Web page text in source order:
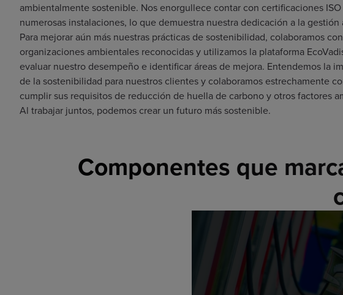
ambientalmente sostenible. Nos enorgullece contar con certificaciones ISO
numerosas instalaciones, lo que demuestra nuestra dedicación a la gestión
Para mejorar aún más nuestras prácticas de sostenibilidad, colaboramos con
organizaciones ambientales reconocidas y utilizamos la plataforma
evaluar nuestro desempeño e identificar áreas de mejora. Entendemos la
de la sostenibilidad para nuestros clientes y colaboramos estrechamente
cumplir sus requisitos de reducción de huella de carbono y otros factores
Al trabajar juntos, podemos crear un futuro más sostenible.
Componentes que